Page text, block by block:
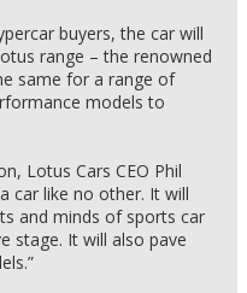
buyers, the car will
range – the renowned
same for a range of
models to
Lotus Cars CEO Phil
car like no other. It will
and minds of sports car
stage. It will also pave